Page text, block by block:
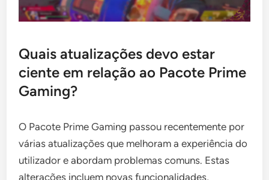
Quais atualizações devo estar
ciente em relação ao Pacote Prime
Gaming?
O Pacote Prime Gaming passou recentemente por
várias atualizações que melhoram a experiência do
utilizador e abordam problemas comuns. Estas
alterações incluem novas funcionalidades,